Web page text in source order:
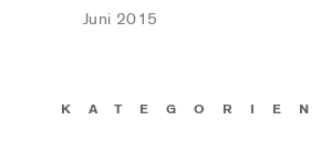
Juni 2015
KATEGORIEN